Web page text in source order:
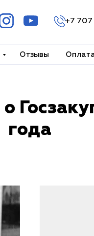
+7 707
Отзывы
года